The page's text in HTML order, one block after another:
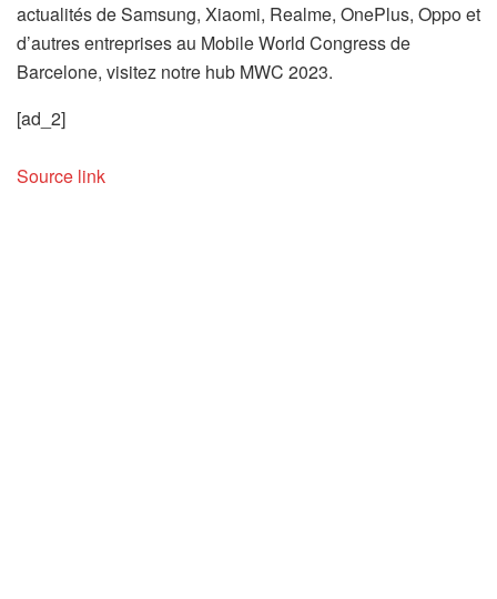
actualités de Samsung, Xiaomi, Realme, OnePlus, Oppo et
d’autres entreprises au Mobile World Congress de
Barcelone, visitez notre hub MWC 2023.
[ad_2]
Source link